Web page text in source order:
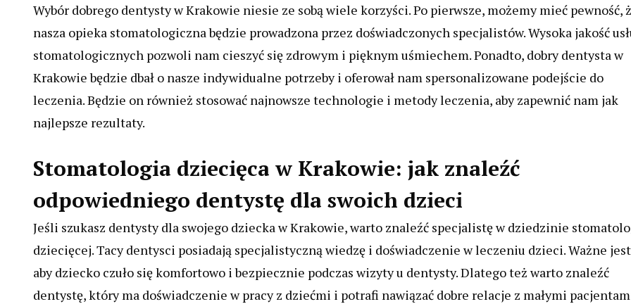
Wybór dobrego dentysty w Krakowie niesie ze sobą wiele korzyści. Po pierwsze, możemy mieć pewność,
nasza opieka stomatologiczna będzie prowadzona przez doświadczonych specjalistów. Wysoka jakość
stomatologicznych pozwoli nam cieszyć się zdrowym i pięknym uśmiechem. Ponadto, dobry dentysta w
Krakowie będzie dbał o nasze indywidualne potrzeby i oferował nam spersonalizowane podejście do
leczenia. Będzie on również stosować najnowsze technologie i metody leczenia, aby zapewnić nam jak
najlepsze rezultaty.
Stomatologia dziecięca w Krakowie: jak znaleźć
odpowiedniego dentystę dla swoich dzieci
Jeśli szukasz dentysty dla swojego dziecka w Krakowie, warto znaleźć specjalistę w dziedzinie
dziecięcej. Tacy dentysci posiadają specjalistyczną wiedzę i doświadczenie w leczeniu dzieci. Ważne
aby dziecko czuło się komfortowo i bezpiecznie podczas wizyty u dentysty. Dlatego też warto znaleźć
dentystę, który ma doświadczenie w pracy z dziećmi i potrafi nawiązać dobre relacje z małymi